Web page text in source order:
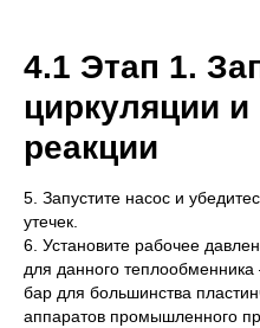
4.1 Этап 1.
циркуляции и
реакции
5. Запустите насос и
утечек.
6. Установите рабочее
для данного
бар для большинства
аппаратов промышленного